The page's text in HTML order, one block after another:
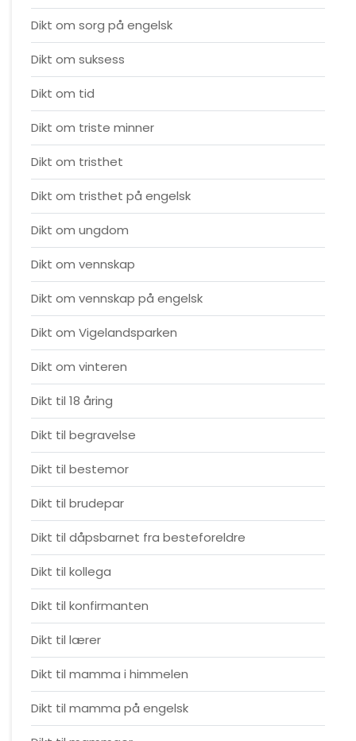
Dikt om sorg på engelsk
Dikt om suksess
Dikt om tid
Dikt om triste minner
Dikt om tristhet
Dikt om tristhet på engelsk
Dikt om ungdom
Dikt om vennskap
Dikt om vennskap på engelsk
Dikt om Vigelandsparken
Dikt om vinteren
Dikt til 18 åring
Dikt til begravelse
Dikt til bestemor
Dikt til brudepar
Dikt til dåpsbarnet fra besteforeldre
Dikt til kollega
Dikt til konfirmanten
Dikt til lærer
Dikt til mamma i himmelen
Dikt til mamma på engelsk